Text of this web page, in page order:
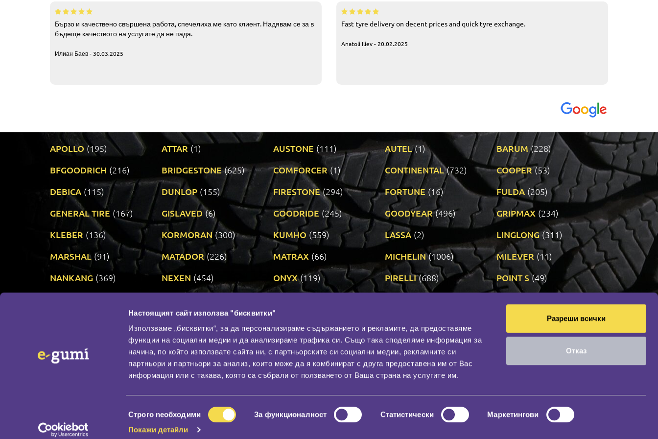
Настоящият сайт използва "бисквитки"
Използваме „бисквитки“, за да персонализираме съдържанието и рекламите, да предоставяме
функции на социални медии и да анализираме трафика си. Също така споделяме информация за
начина, по който използвате сайта ни, с партньорските си социални медии, рекламните си
партньори и партньори за анализ, които може да я комбинират с друга предоставена им от Вас
информация или с такава, която са събрали от ползването от Ваша страна на услугите им.
на
съгласие
Строго nеобходими За функционалност Статистически
Маркетингови
Покажи детайли
Разреши всички
Отказ
Бързо и качествено свършена работа, спечелиха ме като клиент. Надявам се за в
бъдеще качеството на услугите да не пада.
Илиан Баев - 30.03.2025
Fast tyre delivery on decent prices and quick tyre exchange.
Anatoli Iliev - 20.02.2025
APOLLO (195) ATTAR (1) AUSTONE (111) AUTEL (1) BARUM (228)
BFGOODRICH (216) BRIDGESTONE (625) COMFORCER (1) CONTINENTAL (732) COOPER (53)
DEBICA (115) DUNLOP (155) FIRESTONE (294) FORTUNE (16) FULDA (205)
GENERAL TIRE (167) GISLAVED (6) GOODRIDE (245) GOODYEAR (496) GRIPMAX (234)
KLEBER (136) KORMORAN (300) KUMHO (559) LASSA (2) LINGLONG (311)
MARSHAL (91) MATADOR (226) MATRAX (66) MICHELIN (1006) MILEVER (11)
NANKANG (369) NEXEN (454) ONYX (119) PIRELLI (688) POINT S (49)
VREDESTEIN (471)
По бранд
Промотирани гуми
Доставка и плащане
Политика за поверителност
Контакти
За нас
Гаранция
Социална мрежа
НАШИЯТ БЛОГ